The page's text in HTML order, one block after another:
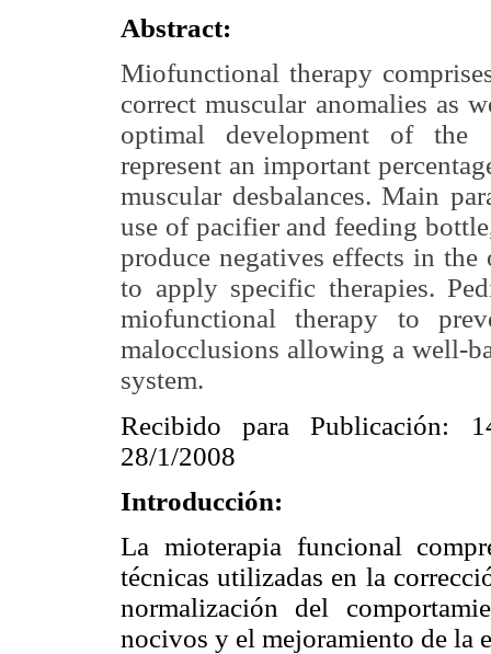
Abstract:
Miofunctional therapy
correct muscular anomalies as
optimal development of the
represent an important
muscular desbalances. Main
use of pacifier and feeding
produce negatives effects in
to apply specific therapies.
miofunctional therapy to
malocclusions allowing a well-
system.
Recibido para Publicación:
28/1/2008
Introducción:
La mioterapia funcional
técnicas utilizadas en la
normalización del
nocivos y el mejoramiento de la